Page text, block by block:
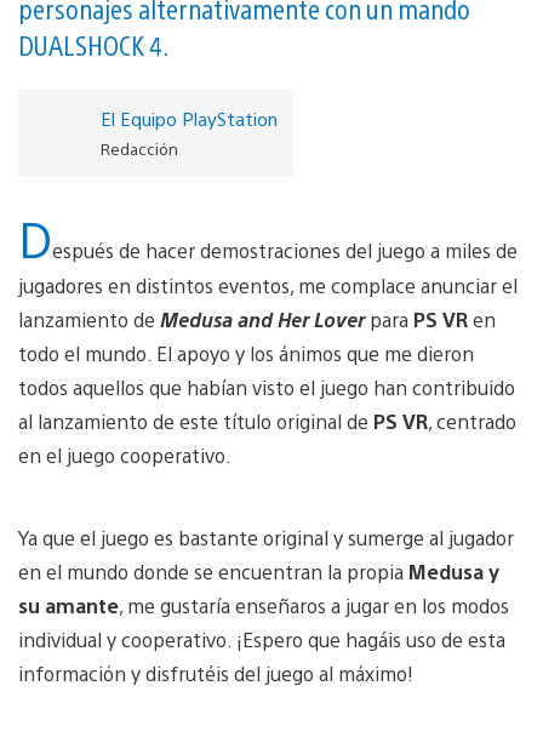
personajes alternativamente con un mando
DUALSHOCK 4.
El Equipo PlayStation
Redacción
Después de hacer demostraciones del juego a miles de
jugadores en distintos eventos, me complace anunciar el
lanzamiento de Medusa and Her Loverpara PS VRen
todo el mundo. El apoyo y los ánimos que me dieron
todos aquellos que habían visto el juego han contribuido
al lanzamiento de este título original de PS VR, centrado
en el juego cooperativo.
Ya que el juego es bastante original y sumerge al jugador
en el mundo donde se encuentran la propia Medusa y
su amante, me gustaría enseñaros a jugar en los modos
individual y cooperativo. ¡Espero que hagáis uso de esta
información y disfrutéis del juego al máximo!